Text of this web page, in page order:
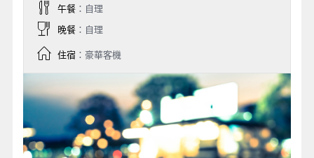
午餐：自理
晚餐：自理
住宿：豪華客機